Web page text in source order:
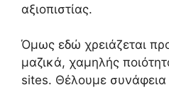
αξιοπιστίας.
Όμως εδώ χρειάζεται
μαζικά, χαμηλής
sites. Θέλουμε συνάφεια